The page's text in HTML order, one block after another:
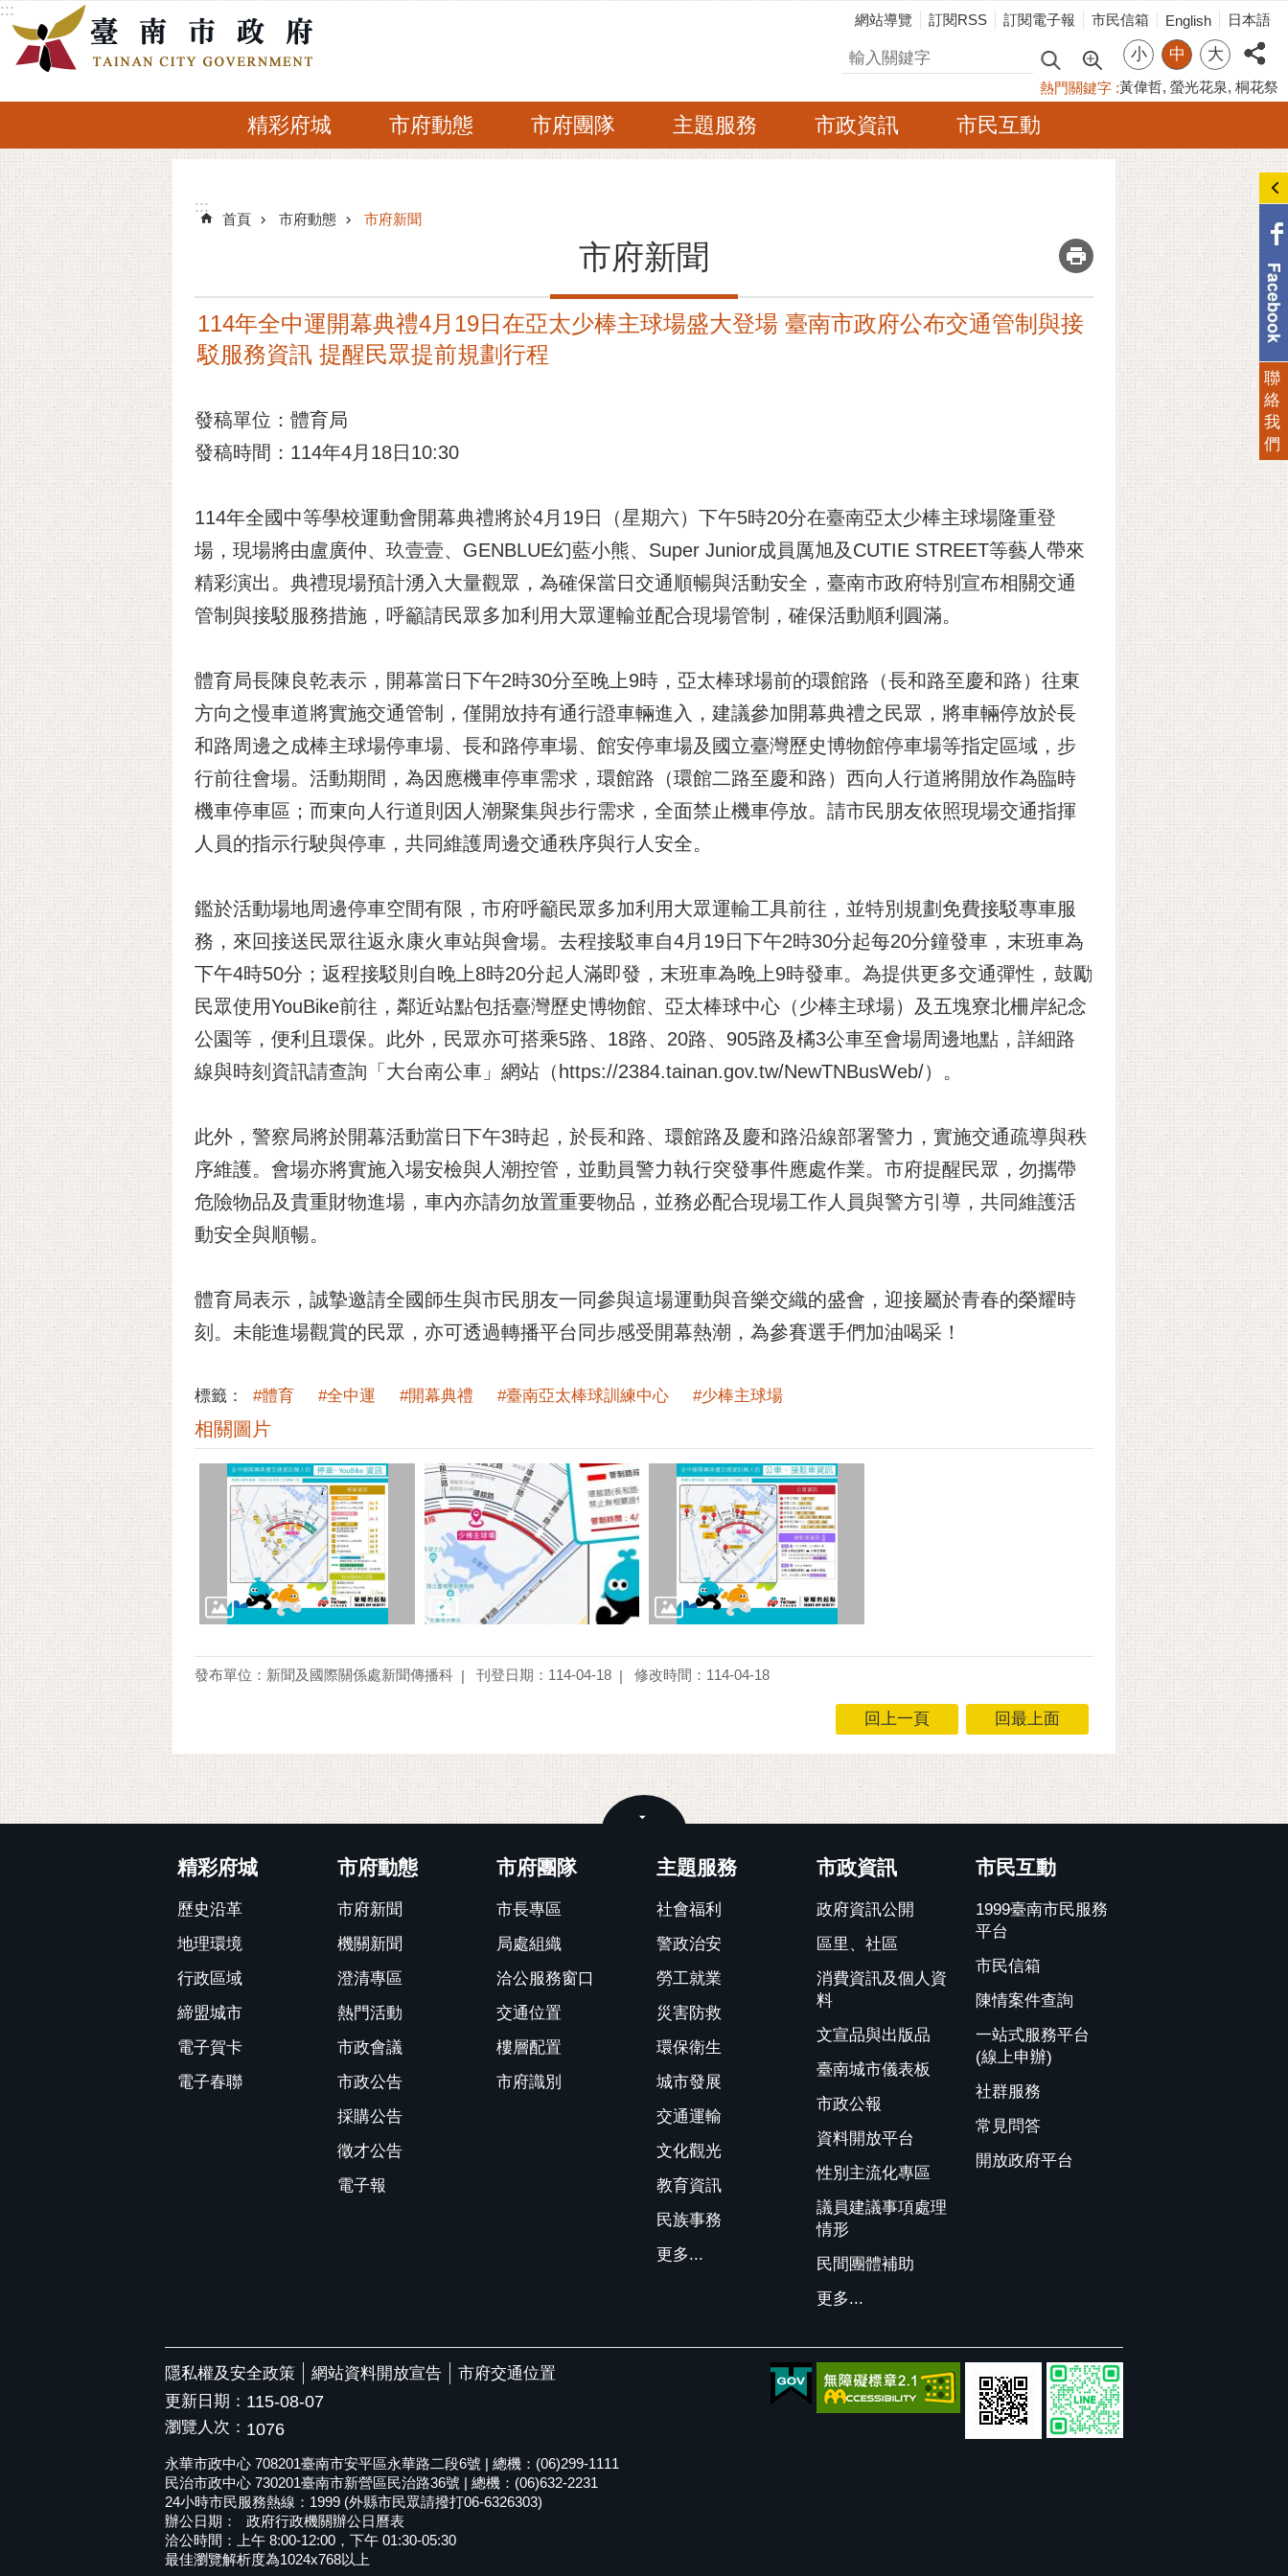
跳到主要內容區塊
:::
網站導覽 訂閱RSS 訂閱電子報 市民信箱 English 日本語
搜尋 小 中 大
熱門關鍵字 黃偉哲 螢光花泉 桐花祭
精彩府城 市府動態 市府團隊 主題服務 市政資訊 市民互動
:::
:::
首頁 市府動態 市府新聞
市府新聞 _
114年全中運開幕典禮4月19日在亞太少棒主球場盛大登場 臺南市政府公布交通管制與接
駁服務資訊 提醒民眾提前規劃行程
發稿單位：體育局
發稿時間：114年4月18日10:30
114年全國中等學校運動會開幕典禮將於4月19日（星期六）下午5時20分在臺南亞太少棒主球場隆重登
場，現場將由盧廣仲、玖壹壹、GENBLUE幻藍小熊、Super Junior成員厲旭及CUTIE STREET等藝人帶來
精彩演出。典禮現場預計湧入大量觀眾，為確保當日交通順暢與活動安全，臺南市政府特別宣布相關交通
管制與接駁服務措施，呼籲請民眾多加利用大眾運輸並配合現場管制，確保活動順利圓滿。
體育局長陳良乾表示，開幕當日下午2時30分至晚上9時，亞太棒球場前的環館路（長和路至慶和路）往東
方向之慢車道將實施交通管制，僅開放持有通行證車輛進入，建議參加開幕典禮之民眾，將車輛停放於長
和路周邊之成棒主球場停車場、長和路停車場、館安停車場及國立臺灣歷史博物館停車場等指定區域，步
行前往會場。活動期間，為因應機車停車需求，環館路（環館二路至慶和路）西向人行道將開放作為臨時
機車停車區；而東向人行道則因人潮聚集與步行需求，全面禁止機車停放。請市民朋友依照現場交通指揮
人員的指示行駛與停車，共同維護周邊交通秩序與行人安全。
鑑於活動場地周邊停車空間有限，市府呼籲民眾多加利用大眾運輸工具前往，並特別規劃免費接駁專車服
務，來回接送民眾往返永康火車站與會場。去程接駁車自4月19日下午2時30分起每20分鐘發車，末班車為
下午4時50分；返程接駁則自晚上8時20分起人滿即發，末班車為晚上9時發車。為提供更多交通彈性，鼓勵
民眾使用YouBike前往，鄰近站點包括臺灣歷史博物館、亞太棒球中心（少棒主球場）及五塊寮北柵岸紀念
公園等，便利且環保。此外，民眾亦可搭乘5路、18路、20路、905路及橘3公車至會場周邊地點，詳細路
線與時刻資訊請查詢「大台南公車」網站（https://2384.tainan.gov.tw/NewTNBusWeb/）。
此外，警察局將於開幕活動當日下午3時起，於長和路、環館路及慶和路沿線部署警力，實施交通疏導與秩
序維護。會場亦將實施入場安檢與人潮控管，並動員警力執行突發事件應處作業。市府提醒民眾，勿攜帶
危險物品及貴重財物進場，車內亦請勿放置重要物品，並務必配合現場工作人員與警方引導，共同維護活
動安全與順暢。
體育局表示，誠摯邀請全國師生與市民朋友一同參與這場運動與音樂交織的盛會，迎接屬於青春的榮耀時
刻。未能進場觀賞的民眾，亦可透過轉播平台同步感受開幕熱潮，為參賽選手們加油喝采！
標籤： #體育 #全中運 #開幕典禮 #臺南亞太棒球訓練中心 #少棒主球場
相關圖片
發布單位：新聞及國際關係處新聞傳播科 刊登日期：114-04-18 修改時間：114-04-18
回上一頁 回最上面
精彩府城
歷史沿革
地理環境
行政區域
締盟城市
電子賀卡
電子春聯
市府動態
市府新聞
機關新聞
澄清專區
熱門活動
市政會議
市政公告
採購公告
徵才公告
電子報
市府團隊
市長專區
局處組織
洽公服務窗口
交通位置
樓層配置
市府識別
主題服務
社會福利
警政治安
勞工就業
災害防救
環保衛生
城市發展
交通運輸
文化觀光
教育資訊
民族事務
更多...
市政資訊
政府資訊公開
區里、社區
消費資訊及個人資
料
文宣品與出版品
臺南城市儀表板
市政公報
資料開放平台
性別主流化專區
議員建議事項處理
情形
民間團體補助
更多...
市民互動
1999臺南市民服務
平台
市民信箱
陳情案件查詢
一站式服務平台
(線上申辦)
社群服務
常見問答
開放政府平台
隱私權及安全政策 網站資料開放宣告
市府交通位置
更新日期： 115-08-07
瀏覽人次： 1076
永華市政中心 708201臺南市安平區永華路二段6號 | 總機：(06)299-1111
民治市政中心 730201臺南市新營區民治路36號 | 總機：(06)632-2231
24小時市民服務熱線：1999 (外縣市民眾請撥打06-6326303)
辦公日期：
政府行政機關辦公日曆表
洽公時間：上午 8:00-12:00，下午 01:30-05:30
最佳瀏覽解析度為1024x768以上
聯
絡
我
們